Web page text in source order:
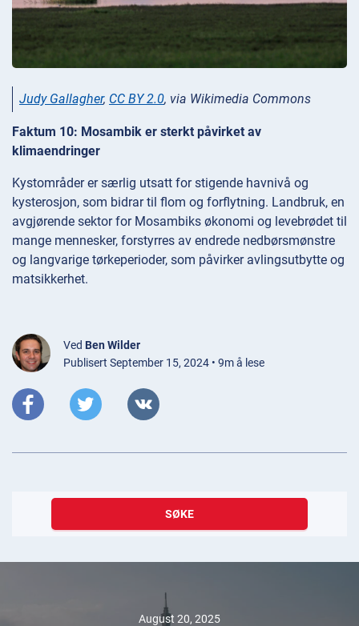
Judy Gallagher, CC BY 2.0, via Wikimedia Commons
Faktum 10: Mosambik er sterkt påvirket av
klimaendringer
Kystområder er særlig utsatt for stigende havnivå og
kysterosjon, som bidrar til flom og forflytning. Landbruk, en
avgjørende sektor for Mosambiks økonomi og levebrødet til
mange mennesker, forstyrres av endrede nedbørsmønstre
og langvarige tørkeperioder, som påvirker avlingsutbytte og
matsikkerhet.
Ved Ben Wilder
Publisert September 15, 2024 • 9m å lese
SØKE
August 20, 2025